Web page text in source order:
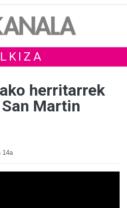
herritarrek
Martin
14a